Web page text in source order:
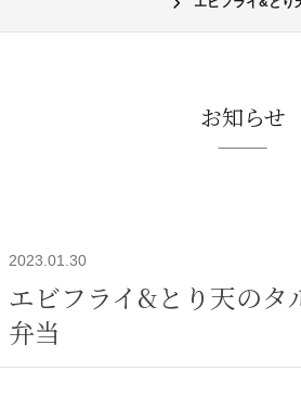
お知らせ
2023.01.30
エビフライ&とり天のタ
弁当